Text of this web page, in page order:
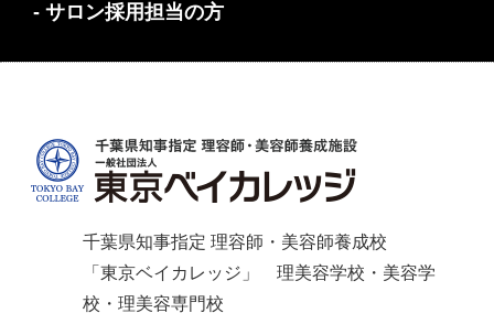
- サロン採用担当の方
千葉県知事指定 理容師・美容師養成校
「東京ベイカレッジ」 理美容学校・美容学
校・理美容専門校